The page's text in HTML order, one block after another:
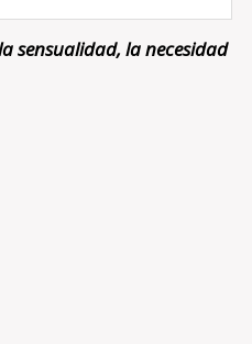
sensualidad, la necesidad